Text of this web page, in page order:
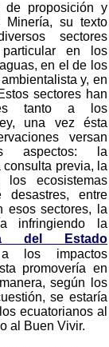
de proposición y
su texto
sectores
en los
en el de los
y, en
sectores han
tanto a los
una vez ésta
versan
aspectos: la
previa, la
ecosistemas
entre
esos sectores, la
infringiendo la
del Estado
los impactos
promovería en
según los
se estaría
ecuatorianos al
al Buen Vivir.